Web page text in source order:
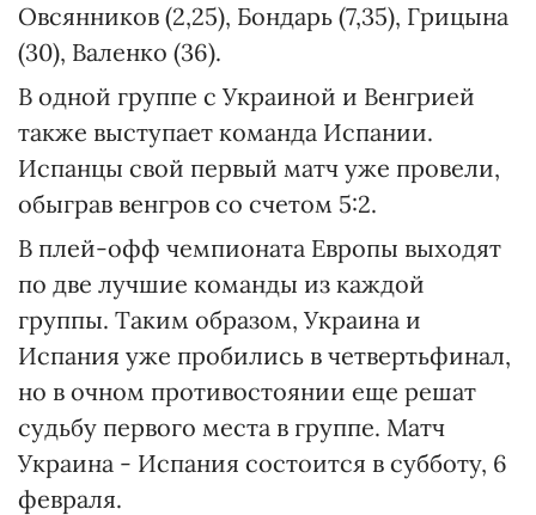
Овсянников (2,25), Бондарь (7,35), Грицына
(30), Валенко (36).
В одной группе с Украиной и Венгрией
также выступает команда Испании.
Испанцы свой первый матч уже провели,
обыграв венгров со счетом 5:2.
В плей-офф чемпионата Европы выходят
по две лучшие команды из каждой
группы. Таким образом, Украина и
Испания уже пробились в четвертьфинал,
но в очном противостоянии еще решат
судьбу первого места в группе. Матч
Украина - Испания состоится в субботу, 6
февраля.